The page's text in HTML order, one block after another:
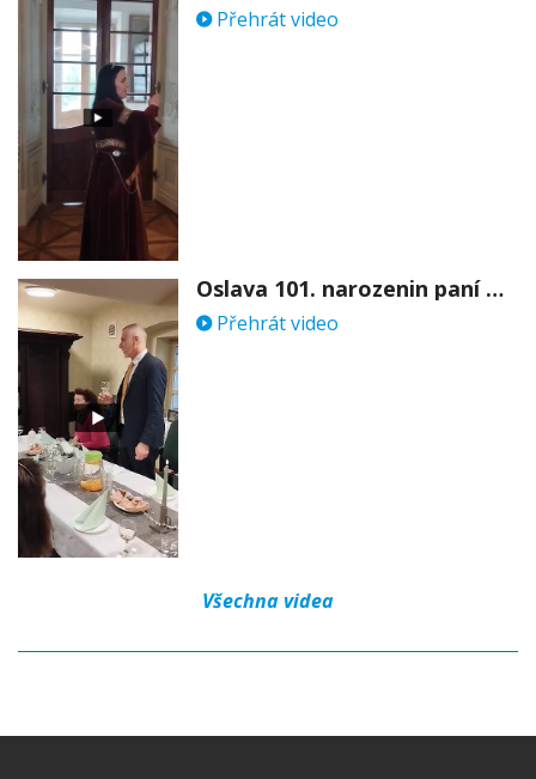
Přehrát video
Oslava 101. narozenin paní Věry Skořepové
Přehrát video
Všechna videa